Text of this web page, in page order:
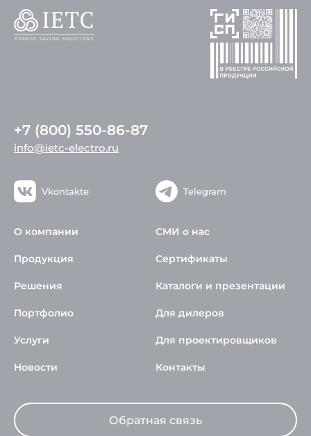
+7 (800) 550-86-87
info@ietc-electro.ru
Vkontakte Telegram
О компании
Продукция
Решения
Портфолио
Услуги
Новости
СМИ о нас
Сертификаты
Каталоги и презентации
Для дилеров
Для проектировщиков
Контакты
Обратная связь